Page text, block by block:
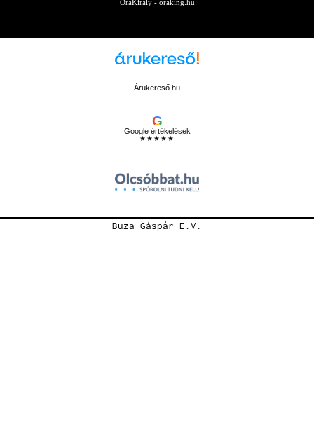
ÓraKirály - oraking.hu
Árukereső.hu
G
Google értékelések
★★★★★
Buza Gáspár E.V.